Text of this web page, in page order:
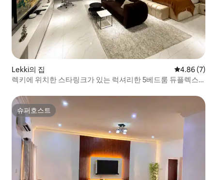
Lekki의 집 평점 4.86점
4.86 (7)
렉키에 위치한 스타링크가 있는 럭셔리한 5베드룸 듀플렉스,
슈퍼호스트
슈퍼호스트